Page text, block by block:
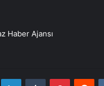
Haber Ajansı
LinkedInTumblr Pinterest